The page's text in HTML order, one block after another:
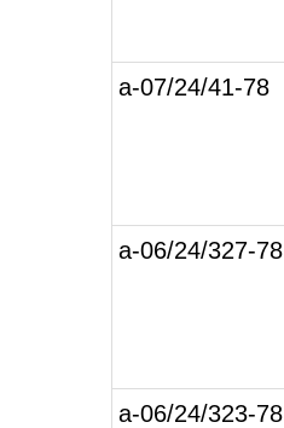
а-07/24/41-78
а-06/24/327-78
а-06/24/323-78